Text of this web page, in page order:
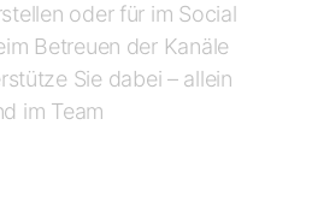
oder für im Social
Betreuen der Kanäle
Sie dabei – allein
im Team